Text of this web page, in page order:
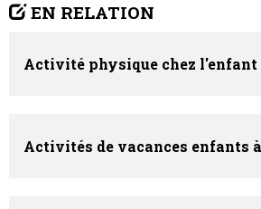
EN RELATION
Activité physique chez l'enfant
Activités de vacances enfants